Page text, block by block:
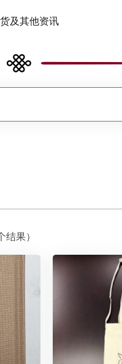
及其他资讯
果）